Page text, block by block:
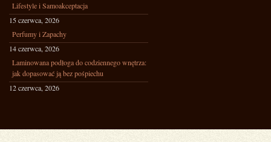
Lifestyle i Samoakceptacja
15 czerwca, 2026
Perfumy i Zapachy
14 czerwca, 2026
Laminowana podłoga do codziennego wnętrza:
jak dopasować ją bez pośpiechu
12 czerwca, 2026